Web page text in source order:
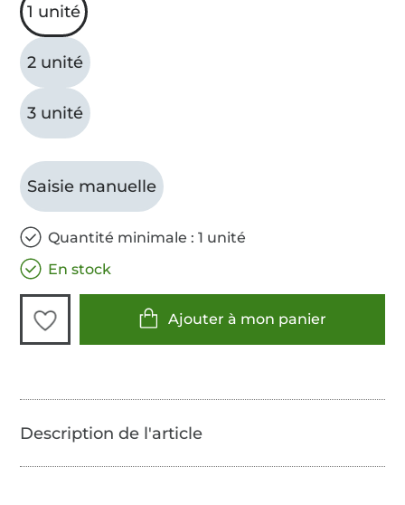
1 unité
2 unité
3 unité
Saisie manuelle
Quantité minimale : 1 unité
En stock
Ajouter à mon panier